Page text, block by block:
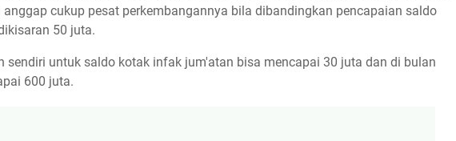
cukup pesat perkembangannya bila dibandingkan pencapaian saldo
50 juta.
sendiri untuk saldo kotak infak jum'atan bisa mencapai 30 juta dan di bulan
600 juta.